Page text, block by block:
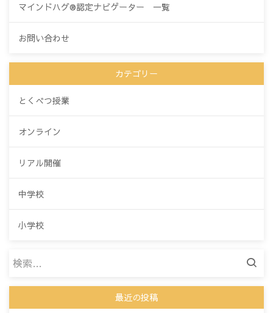
マインドハグ®認定ナビゲーター 一覧
お問い合わせ
カテゴリー
とくべつ授業
オンライン
リアル開催
中学校
小学校
検
索:
最近の投稿